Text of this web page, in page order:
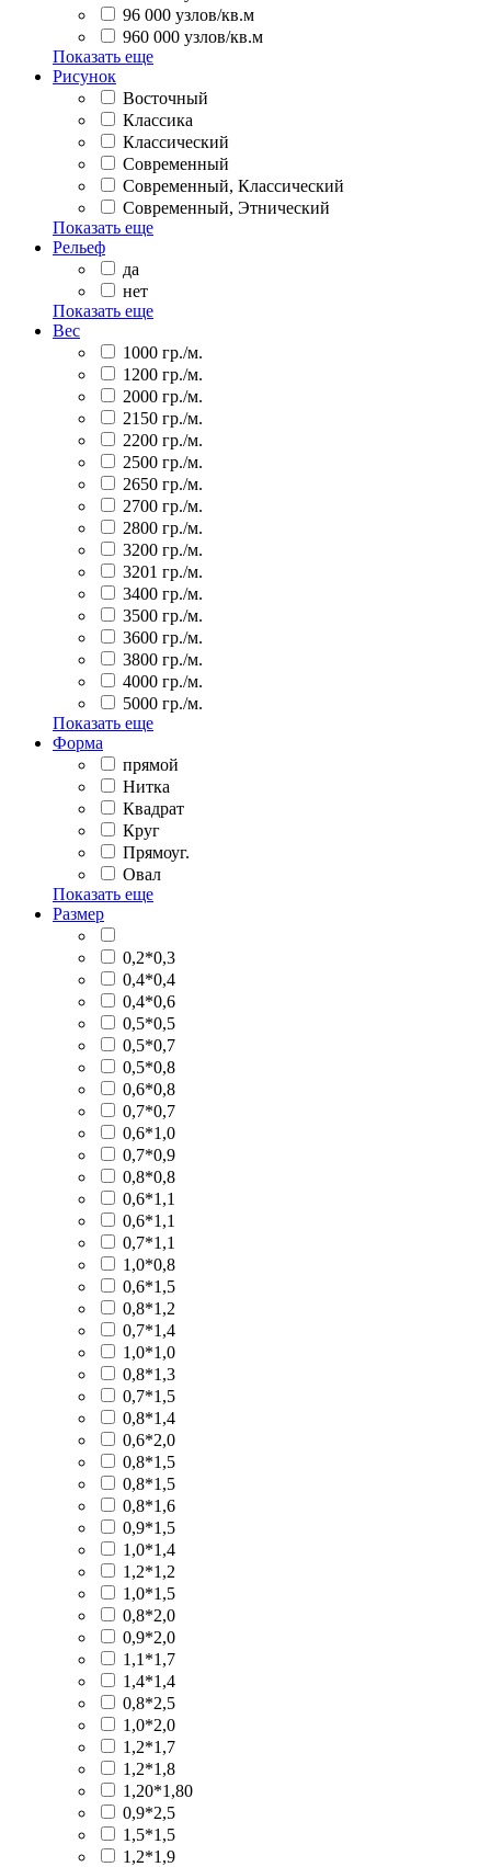
96 000 узлов/кв.м
960 000 узлов/кв.м
Показать еще
Рисунок
Восточный
Классика
Классический
Современный
Современный, Классический
Современный, Этнический
Показать еще
Рельеф
да
нет
Показать еще
Вес
1000 гр./м.
1200 гр./м.
2000 гр./м.
2150 гр./м.
2200 гр./м.
2500 гр./м.
2650 гр./м.
2700 гр./м.
2800 гр./м.
3200 гр./м.
3201 гр./м.
3400 гр./м.
3500 гр./м.
3600 гр./м.
3800 гр./м.
4000 гр./м.
5000 гр./м.
Показать еще
Форма
прямой
Нитка
Квадрат
Круг
Прямоуг.
Овал
Показать еще
Размер
0,2*0,3
0,4*0,4
0,4*0,6
0,5*0,5
0,5*0,7
0,5*0,8
0,6*0,8
0,7*0,7
0,6*1,0
0,7*0,9
0,8*0,8
0,6*1,1
0,6*1,1
0,7*1,1
1,0*0,8
0,6*1,5
0,8*1,2
0,7*1,4
1,0*1,0
0,8*1,3
0,7*1,5
0,8*1,4
0,6*2,0
0,8*1,5
0,8*1,5
0,8*1,6
0,9*1,5
1,0*1,4
1,2*1,2
1,0*1,5
0,8*2,0
0,9*2,0
1,1*1,7
1,4*1,4
0,8*2,5
1,0*2,0
1,2*1,7
1,2*1,8
1,20*1,80
0,9*2,5
1,5*1,5
1,2*1,9